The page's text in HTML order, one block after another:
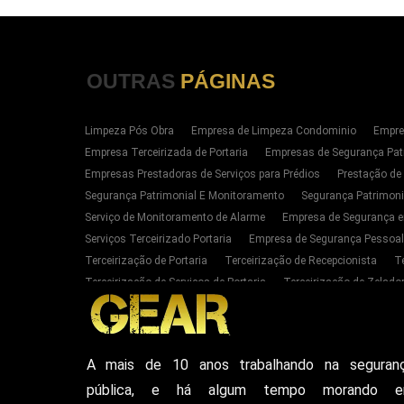
OUTRAS PÁGINAS
Limpeza Pós Obra Empresa de Limpeza Condominio
Empresa Terceirizada de Portaria
Empresas de Segurança
Empresas Prestadoras de Serviços para Prédios
Prestação
Segurança Patrimonial E Monitoramento
Segurança
Serviço de Monitoramento de Alarme
Empresa de Segurança
Serviços Terceirizado Portaria
Empresa de Segurança Pessoal
Terceirização de Portaria
Terceirização de Recepcionista
Terceirização de Serviços de Portaria
Terceirização de
Empresas de Portaria E Limpeza Sp Zona Oeste
Empresas
Serviços Terceirizado Portaria em SP
Segurança Patrimonial
Empresa De Seguranca Particular
Empresa De Seguranca
Seguranca Particular Armada
Seguranca Pessoal Privada
A mais de 10 anos trabalhando na
pública, e há algum tempo morando